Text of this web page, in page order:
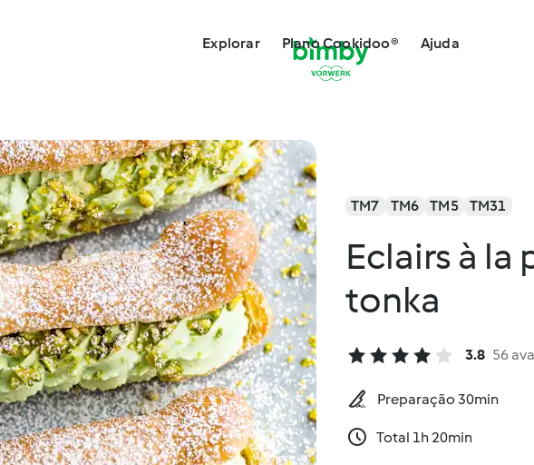
Explorar Plano Cookidoo® Ajuda
TM7 TM6 TM5 TM31
Eclairs à la
tonka
3.8 56
Preparação 30min
Total 1h 20min